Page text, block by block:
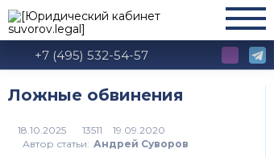
+7 (495) 532-54-57
Ложные обвинения
13511
Автор статьи: Андрей Суворов